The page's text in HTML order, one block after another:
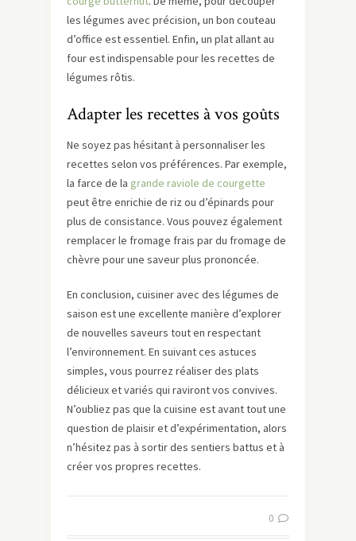
les légumes avec précision, un bon couteau
d’office est essentiel. Enfin, un plat allant au
four est indispensable pour les recettes de
légumes rôtis.
Adapter les recettes à vos goûts
Ne soyez pas hésitant à personnaliser les
recettes selon vos préférences. Par exemple,
la farce de la grande raviole de courgette
peut être enrichie de riz ou d’épinards pour
plus de consistance. Vous pouvez également
remplacer le fromage frais par du fromage de
chèvre pour une saveur plus prononcée.
En conclusion, cuisiner avec des légumes de
saison est une excellente manière d’explorer
de nouvelles saveurs tout en respectant
l’environnement. En suivant ces astuces
simples, vous pourrez réaliser des plats
délicieux et variés qui raviront vos convives.
N’oubliez pas que la cuisine est avant tout une
question de plaisir et d’expérimentation, alors
n’hésitez pas à sortir des sentiers battus et à
créer vos propres recettes.
0